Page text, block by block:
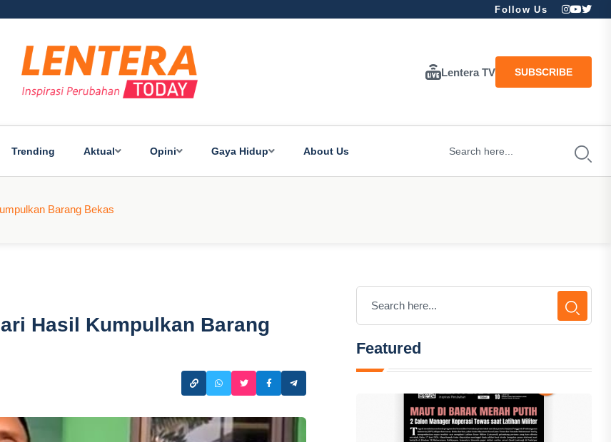
Follow Us
Lentera TV SUBSCRIBE
Trending Aktual Opini Gaya Hidup About Us
Barang Bekas
Hasil Kumpulkan Barang
Featured